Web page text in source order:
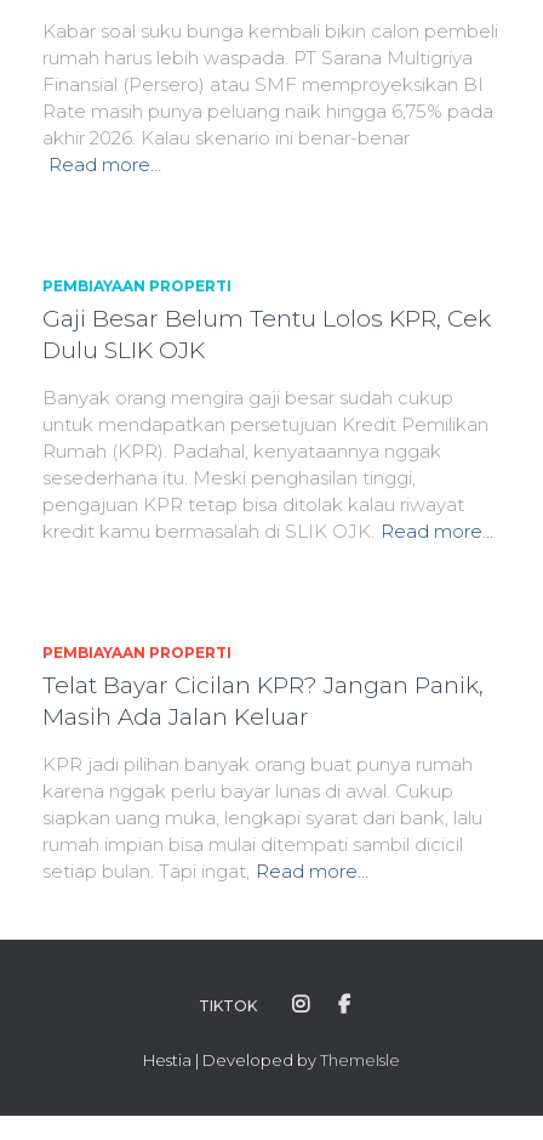
Kabar soal suku bunga kembali bikin calon pembeli
rumah harus lebih waspada. PT Sarana Multigriya
Finansial (Persero) atau SMF memproyeksikan BI
Rate masih punya peluang naik hingga 6,75% pada
akhir 2026. Kalau skenario ini benar-benar
Read more…
PEMBIAYAAN PROPERTI
Gaji Besar Belum Tentu Lolos KPR, Cek
Dulu SLIK OJK
Banyak orang mengira gaji besar sudah cukup
untuk mendapatkan persetujuan Kredit Pemilikan
Rumah (KPR). Padahal, kenyataannya nggak
sesederhana itu. Meski penghasilan tinggi,
pengajuan KPR tetap bisa ditolak kalau riwayat
kredit kamu bermasalah di SLIK OJK. Read more…
PEMBIAYAAN PROPERTI
Telat Bayar Cicilan KPR? Jangan Panik,
Masih Ada Jalan Keluar
KPR jadi pilihan banyak orang buat punya rumah
karena nggak perlu bayar lunas di awal. Cukup
siapkan uang muka, lengkapi syarat dari bank, lalu
rumah impian bisa mulai ditempati sambil dicicil
setiap bulan. Tapi ingat, Read more…
TIKTOK
Hestia | Developed byThemeIsle